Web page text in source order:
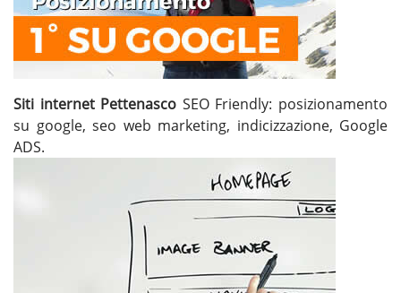
Siti internet Pettenasco SEO Friendly: posizionamento
su google, seo web marketing, indicizzazione, Google
ADS.